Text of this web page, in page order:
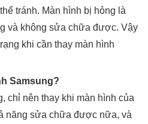
tránh. Màn hình bị hỏng là
và không sửa chữa được. Vậy
khi cần thay màn hình
Samsung?
chỉ nên thay khi màn hình của
năng sửa chữa được nữa, và